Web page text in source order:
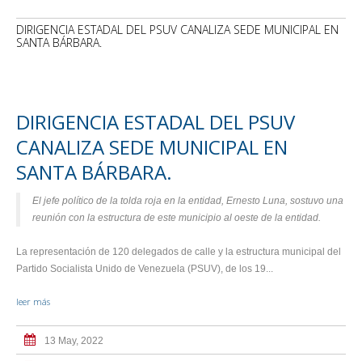
DIRIGENCIA ESTADAL DEL PSUV CANALIZA SEDE MUNICIPAL EN
SANTA BÁRBARA.
DIRIGENCIA ESTADAL DEL PSUV
CANALIZA SEDE MUNICIPAL EN
SANTA BÁRBARA.
El jefe político de la tolda roja en la entidad, Ernesto Luna, sostuvo una
reunión con la estructura de este municipio al oeste de la entidad.
La representación de 120 delegados de calle y la estructura municipal del
Partido Socialista Unido de Venezuela (PSUV), de los 19...
leer más
13 May, 2022